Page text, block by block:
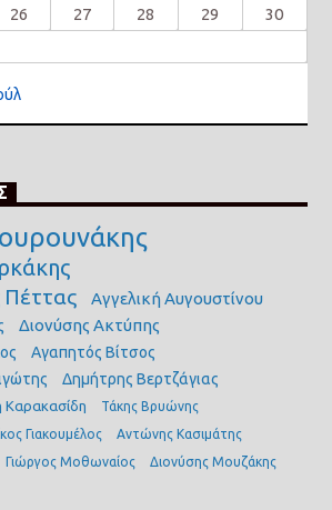
26 27 28 29
30
Πέττας
Αγγελική Αυγουστίνου
Διονύσης Ακτύπης
Αγαπητός Βίτσος
Δημήτρης Βερτζάγιας
Καρακασίδη
Τάκης Βρυώνης
Γιακουμέλος
Αντώνης Κασιμάτης
Γιώργος Μοθωναίος
Διονύσης Μουζάκης